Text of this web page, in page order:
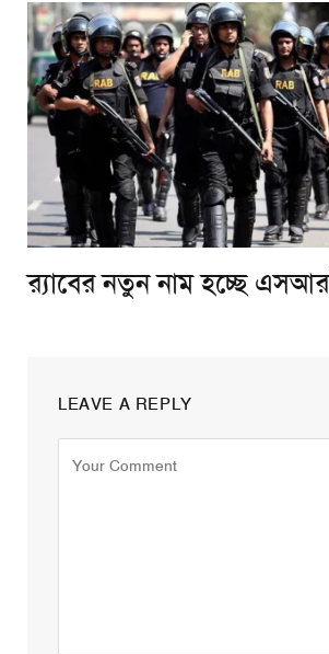
র‌্যাবের নতুন নাম হচ্ছে
LEAVE A REPLY